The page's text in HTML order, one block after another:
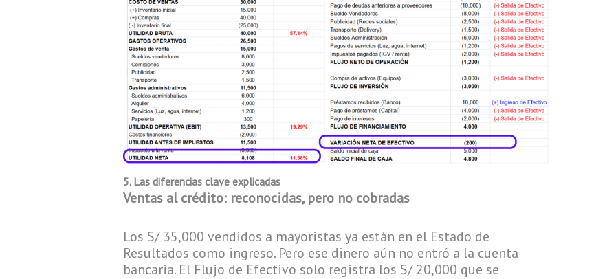
5. Las diferencias clave explicadas
Ventas al crédito: reconocidas, pero no cobradas
Los S/ 35,000 vendidos a mayoristas ya están en el Estado de
Resultados como ingreso. Pero ese dinero aún no entró a la cuenta
bancaria. El Flujo de Efectivo solo registra los S/ 20,000 que se